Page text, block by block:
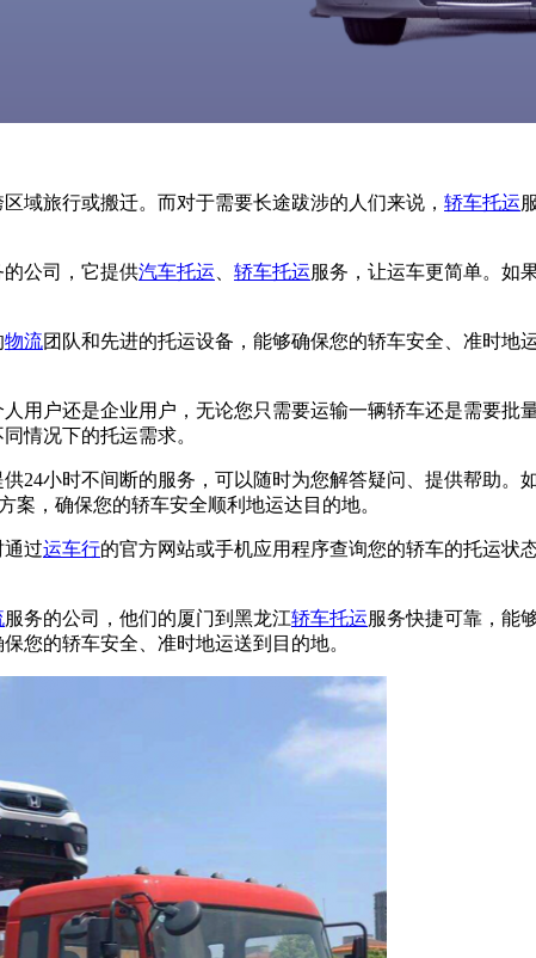
域旅行或搬迁。而对于需要长途跋涉的人们来说， 轿车托运
的公司，它提供汽车托运 轿车托运服务，让运车更简单。如
物流团队和先进的托运设备，能够确保您的轿车安全、准时
用户还是企业用户，无论您只需要运输一辆轿车还是需要批量
情况下的托运需求。
24小时不间断的服务，可以随时为您解答疑问、提供帮助。
案，确保您的轿车安全顺利地运达目的地。
过运车行的官方网站或手机应用程序查询您的轿车的托运状
服务的公司，他们的厦门到黑龙江轿车托运服务快捷可靠，能
您的轿车安全、准时地运送到目的地。